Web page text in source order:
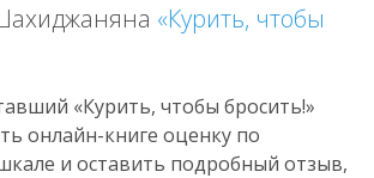
«Курить, чтобы
«Курить, чтобы бросить!»
онлайн-книге оценку по
и оставить подробный отзыв,